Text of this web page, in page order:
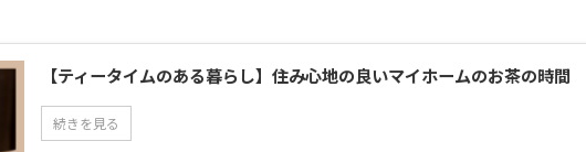
【ティータイムのある暮らし】住み心地の良いマイホームのお茶の時間
続きを見る